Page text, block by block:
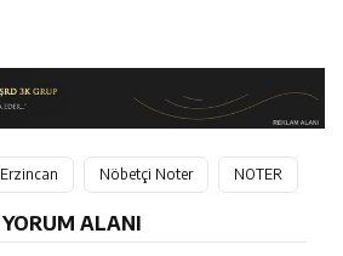
Erzincan Nöbetçi Noter NOTER
YORUM ALANI